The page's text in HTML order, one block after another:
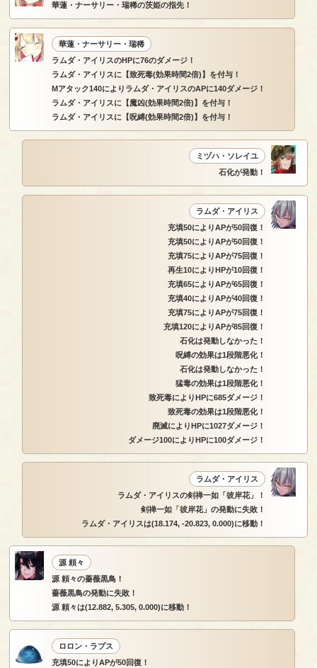
華蓮・ナーサリー・瑞稀の茨姫の指先！
華蓮・ナーサリー・瑞稀
ラムダ・アイリスのHPに76のダメージ！
ラムダ・アイリスに【致死毒(効果時間2倍)】を付与！
Mアタック140によりラムダ・アイリスのAPに140ダメージ！
ラムダ・アイリスに【魔凶(効果時間2倍)】を付与！
ラムダ・アイリスに【呪縛(効果時間2倍)】を付与！
ミヅハ・ソレイユ
石化が発動！
ラムダ・アイリス
充填50によりAPが50回復！
充填50によりAPが50回復！
充填75によりAPが75回復！
再生10によりHPが10回復！
充填65によりAPが65回復！
充填40によりAPが40回復！
充填75によりAPが75回復！
充填120によりAPが85回復！
石化は発動しなかった！
呪縛の効果は1段階悪化！
石化は発動しなかった！
猛毒の効果は1段階悪化！
致死毒によりHPに685ダメージ！
致死毒の効果は1段階悪化！
廃滅によりHPに1027ダメージ！
ダメージ100によりHPに100ダメージ！
ラムダ・アイリス
ラムダ・アイリスの剣禅一如「彼岸花」！
剣禅一如「彼岸花」の発動に失敗！
ラムダ・アイリスは(18.174, -20.823, 0.000)に移動！
源 頼々
源 頼々の薔薇黒鳥！
薔薇黒鳥の発動に失敗！
源 頼々は(12.882, 5.305, 0.000)に移動！
ロロン・ラプス
充填50によりAPが50回復！